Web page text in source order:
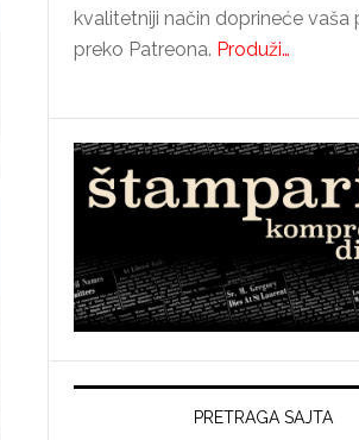
kvalitetniji način doprineće vaša
preko Patreona. Produži…
PRETRAGA SAJTA